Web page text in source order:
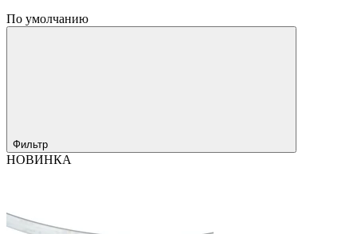
По умолчанию
Фильтр
НОВИНКА